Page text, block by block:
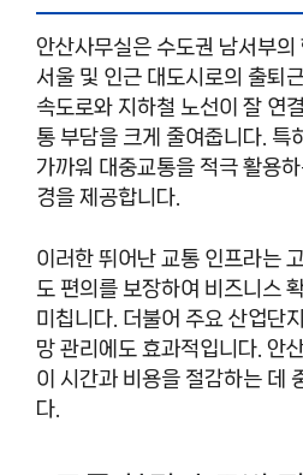
안산사무실은 수도권 남서부의
서울 및 인근 대도시로의 출퇴
속도로와 지하철 노선이 잘 연
통 부담을 크게 줄여줍니다. 특
가까워 대중교통을 적극 활용
경을 제공합니다.
이러한 뛰어난 교통 인프라는
도 편의를 보장하여 비즈니스
미칩니다. 더불어 주요 산업단
망 관리에도 효과적입니다. 안
이 시간과 비용을 절감하는 데
다.